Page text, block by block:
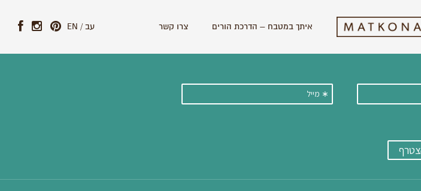
איתך במטבח – הדרכת הורים צרו קשר EN / עב
עדכונים על מתכונים וסיפורים חדשים: